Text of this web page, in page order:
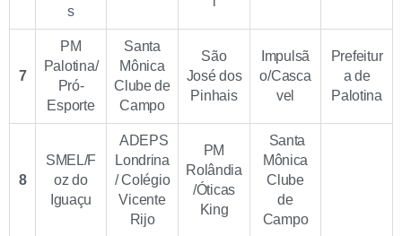
s
7
PM
Palotina/
Pró-
Esporte
Santa
Mônica
Clube de
Campo
São
José dos
Pinhais
Impulsã
o/Casca
vel
Prefeitur
a de
Palotina
8
SMEL/F
oz do
Iguaçu
ADEPS
Londrina
/ Colégio
Vicente
Rijo
PM
Rolândia
/Óticas
King
Santa
Mônica
Clube
de
Campo